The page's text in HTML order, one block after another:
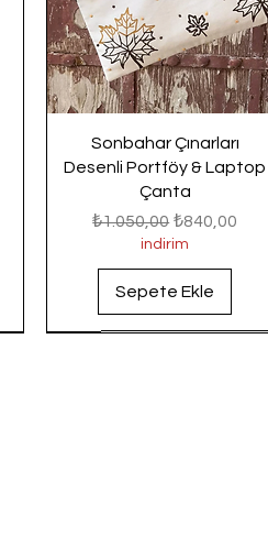
Sonbahar Çınarları
Desenli Portföy & Laptop
Çanta
Normal Fiyat
₺1.050,00 İndirimli Fiyat
₺840,00
indirim
Sepete Ekle